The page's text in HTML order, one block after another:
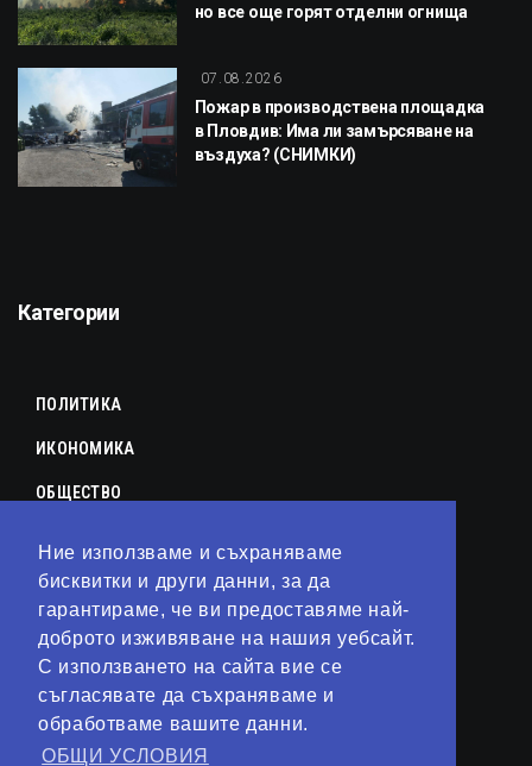
Ние използваме и съхраняваме
бисквитки и други данни, за да
гарантираме, че ви предоставяме най-
доброто изживяване на нашия уебсайт.
С използването на сайта вие се
съгласявате да съхраняваме и
обработваме вашите данни.
ОБЩИ УСЛОВИЯ
но все още горят отделни огнища
07.08.2026
Пожар в производствена площадка
в Пловдив: Има ли замърсяване на
въздуха? (СНИМКИ)
Категории
ПОЛИТИКА
ИКОНОМИКА
ОБЩЕСТВО
КУЛТУРА
ЛАЙФСТАЙЛ
ТЕХНОЛОГИИ
АНАЛИЗИ
СВЯТ